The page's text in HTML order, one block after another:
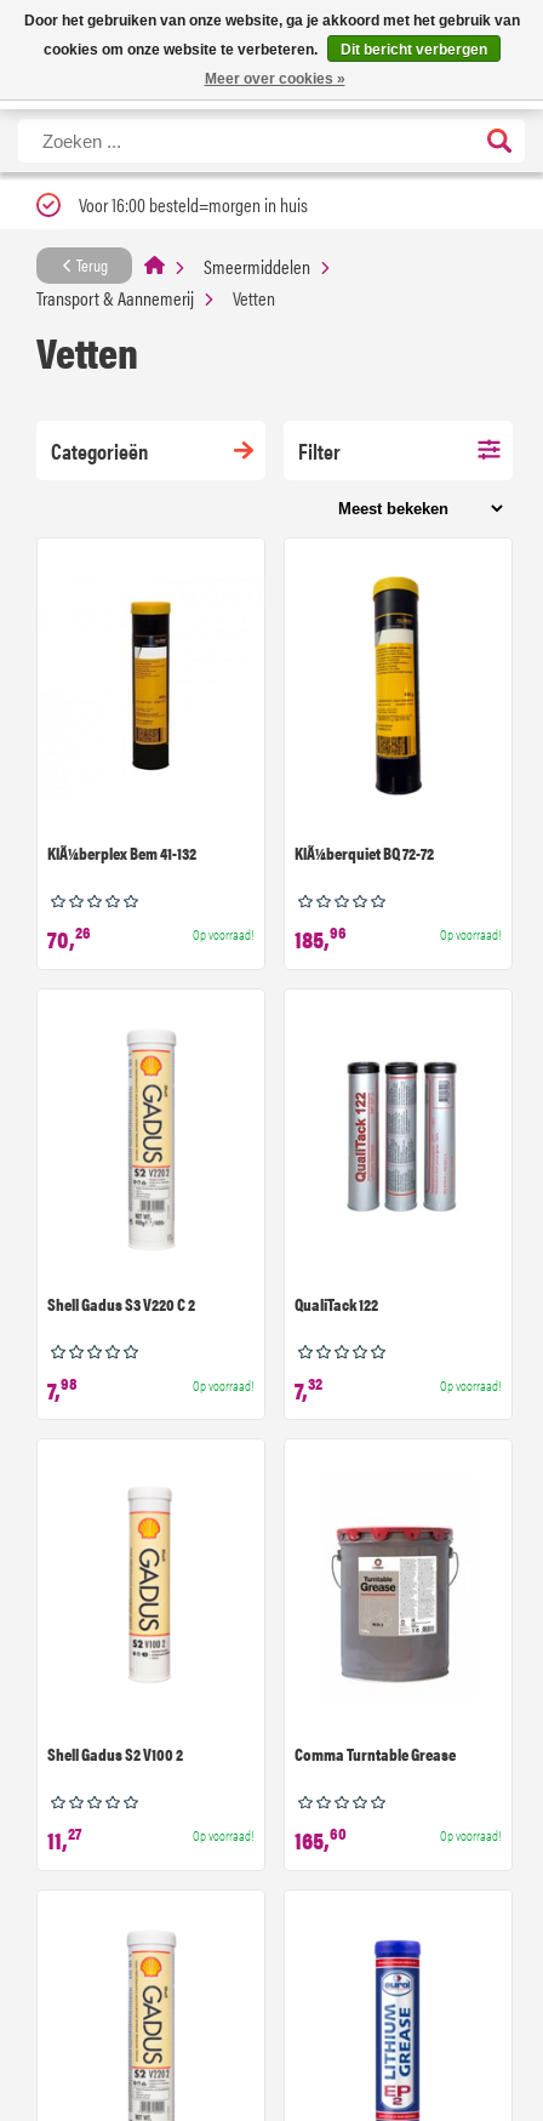
Nieuwe levertijd: 1 tot 3 werkdagen | Nu 25% korting op gehele assortiment
Carfume met kortingscode ''verfrissend''
X
Voor 16:00 besteld=morgen in huis
Terug
Smeermiddelen
Transport & Aannemerij
Vetten
Vetten
Categorieën Filter
KlÃ¼berplex Bem 41-132
70,26 Op voorraad!
KlÃ¼berquiet BQ 72-72
185,96 Op voorraad!
Shell Gadus S3 V220 C 2
7,98 Op voorraad!
QualiTack 122
7,32 Op voorraad!
Shell Gadus S2 V100 2
11,27 Op voorraad!
Comma Turntable Grease
165,60 Op voorraad!
Door het gebruiken van onze website, ga je akkoord met het gebruik van
cookies om onze website te verbeteren.
Dit bericht verbergen
Meer over cookies »